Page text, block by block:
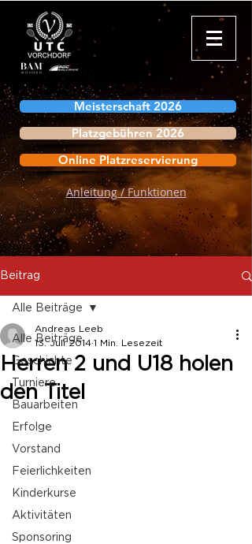
Meisterschaft 2026
Platzgebühren 2026
Online Platzreservierung
Anleitung / Funktionen
Beitrag
Alle Beiträge
Geschichte
Turniere
Bauarbeiten
Erfolge
Vorstand
Feierlichkeiten
Kinderkurse
Aktivitäten
Sponsoring
Alle Beiträge
Herren 2 und U18 holen
den Titel
Andreas Leeb
13. Juli 2014 1 Min. Lesezeit